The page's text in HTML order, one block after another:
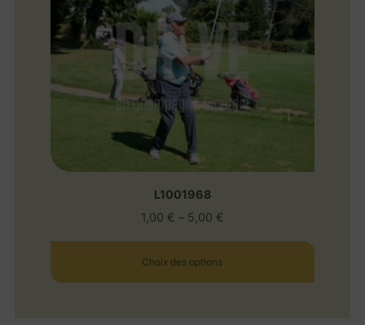
L1001968
1,00 € – 5,00 €
Choix des options